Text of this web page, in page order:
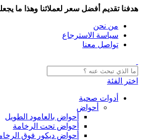
هدفنا تقديم أفضل سعر لعملائنا وهذا ما
من نحن
سياسة الاسترجاع
تواصل معنا
اختر الفئة
أدوات صحية
أحواض
أحواض بالعامود الطويل
أحواض تحت الرخامة
أحواض ديكور فوق